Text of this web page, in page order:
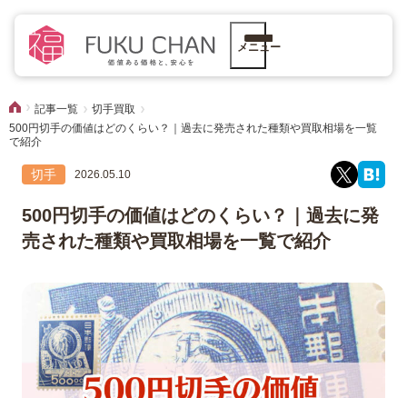
メニュー
記事一覧
切手買取
500円切手の価値はどのくらい？｜過去に発売された種類や買取相場を一覧
で紹介
切手 2026.05.10
500円切手の価値はどのくらい？｜過去に発
売された種類や買取相場を一覧で紹介